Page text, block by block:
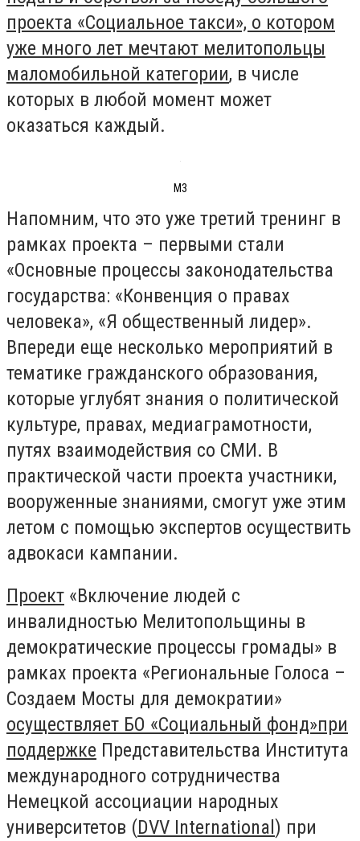
проекта «Социальное такси», о котором
уже много лет мечтают мелитопольцы
маломобильной категории, в числе
которых в любой момент может
оказаться каждый.
М3
Напомним, что это уже третий тренинг в
рамках проекта – первыми стали
«Основные процессы законодательства
государства: «Конвенция о правах
человека», «Я общественный лидер».
Впереди еще несколько мероприятий в
тематике гражданского образования,
которые углубят знания о политической
культуре, правах, медиаграмотности,
путях взаимодействия со СМИ. В
практической части проекта участники,
вооруженные знаниями, смогут уже этим
летом с помощью экспертов осуществить
адвокаси кампании.
Проект «Включение людей с
инвалидностью Мелитопольщины в
демократические процессы громады» в
рамках проекта «Региональные Голоса –
Создаем Мосты для демократии»
осуществляет БО «Социальный фонд»при
поддержке Представительства Института
международного сотрудничества
Немецкой ассоциации народных
университетов (DVV International ) при